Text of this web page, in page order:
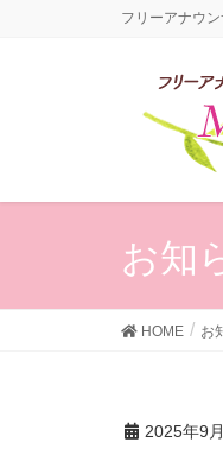
フリーアナウ
お知
HOME お
2025年9